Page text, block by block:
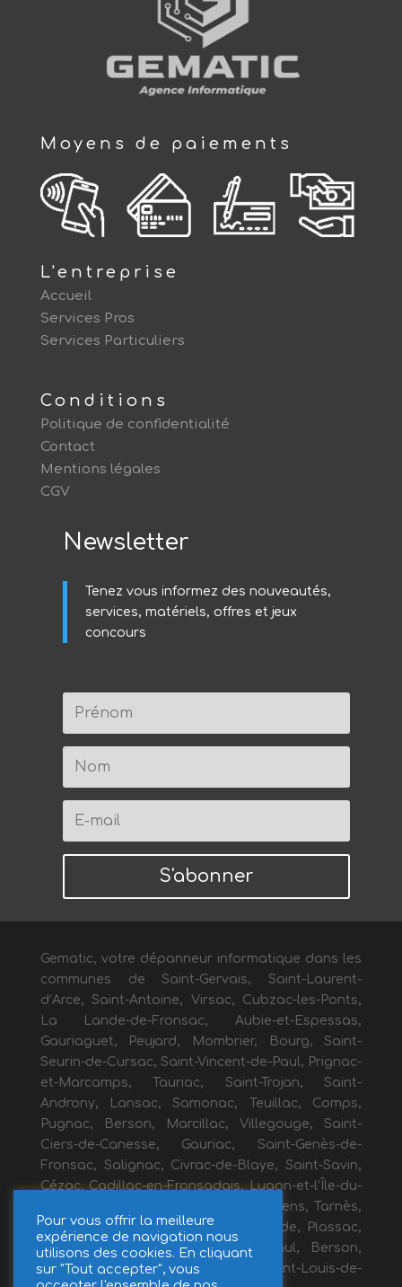
Moyens de paiements
L'entreprise
Accueil
Services Pros
Services Particuliers
Conditions
Politique de confidentialité
Contact
Mentions légales
CGV
Newsletter
Tenez vous informez des nouveautés,
services, matériels, offres et jeux
concours
S'abonner
Gematic, votre dépanneur informatique dans les
communes de Saint-Gervais, Saint-Laurent-
d’Arce, Saint-Antoine, Virsac, Cubzac-les-Ponts,
La Lande-de-Fronsac, Aubie-et-Espessas,
Gauriaguet, Peujard, Mombrier, Bourg, Saint-
Seurin-de-Cursac, Saint-Vincent-de-Paul, Prignac-
et-Marcamps, Tauriac, Saint-Trojan, Saint-
Androny, Lansac, Samonac, Teuillac, Comps,
Pugnac, Berson, Marcillac, Villegouge, Saint-
Ciers-de-Canesse, Gauriac, Saint-Genès-de-
Fronsac, Salignac, Civrac-de-Blaye, Saint-Savin,
Cézac, Cadillac-en-Fronsadais, Lugon-et-l’Île-du-
Carnay, Galgon, Marsas, Saint-Mariens, Tarnès,
Cavignac, Saugon, Bayon-sur-Gironde, Plassac,
Générac, Anglade, Fours, Saint-Paul, Berson,
Béchac-et-Caillau, Ambès, Saint-Louis-de-
Pour vous offrir la meilleure
expérience de navigation nous
utilisons des cookies. En cliquant
sur "Tout accepter", vous